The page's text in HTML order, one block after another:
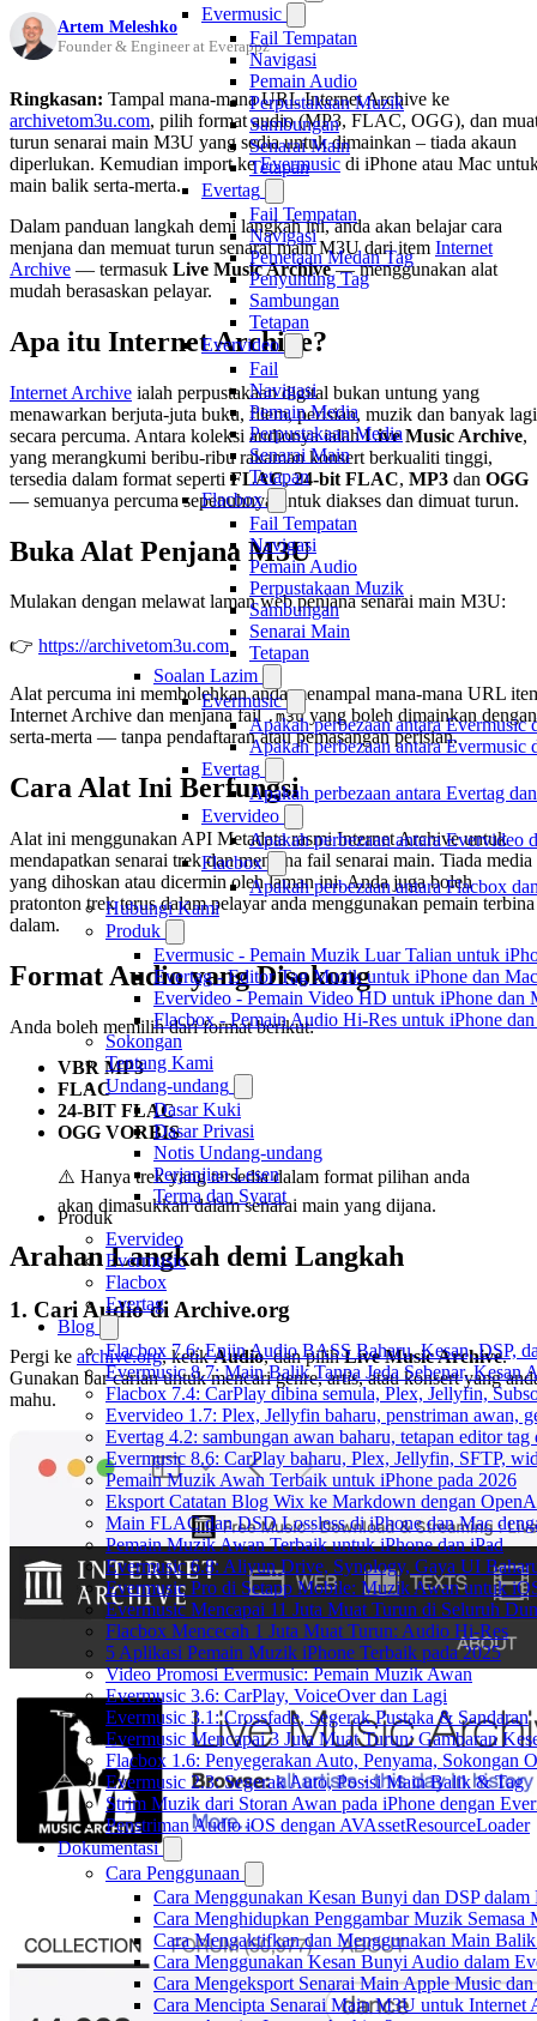
Evermusic
Fail Tempatan
Navigasi
Pemain Audio
Perpustakaan Muzik
Sambungan
Senarai Main
Tetapan
Evertag
Fail Tempatan
Navigasi
Pemetaan Medan Tag
Penyunting Tag
Sambungan
Tetapan
Evervideo
Fail
Navigasi
Pemain Media
Perpustakaan Media
Senarai Main
Tetapan
Flacbox
Fail Tempatan
Navigasi
Pemain Audio
Perpustakaan Muzik
Sambungan
Senarai Main
Tetapan
Soalan Lazim
Evermusic
Apakah perbezaan antara Evermusic
Apakah perbezaan antara Evermusic
Evertag
Apakah perbezaan antara Evertag
Evervideo
Apakah perbezaan antara Evervideo
Flacbox
Apakah perbezaan antara Flacbox
Hubungi Kami
Produk
Evermusic - Pemain Muzik Luar Talian untuk
Evertag - Editor Tag Muzik untuk iPhone dan Mac
Evervideo - Pemain Video HD untuk iPhone dan
Flacbox - Pemain Audio Hi-Res untuk iPhone
Sokongan
Tentang Kami
Undang-undang
Dasar Kuki
Dasar Privasi
Notis Undang-undang
Perjanjian Lesen
Terma dan Syarat
Produk
Evervideo
Evermusic
Flacbox
Evertag
Blog
Flacbox 7.6: Enjin Audio BASS Baharu, Kesan, DSP,
Evermusic 8.7: Main Balik Tanpa Jeda Sebenar, Kesan
Flacbox 7.4: CarPlay dibina semula, Plex, Jellyfin,
Evervideo 1.7: Plex, Jellyfin baharu, penstriman awan,
Evertag 4.2: sambungan awan baharu, tetapan editor tag
Evermusic 8.6: CarPlay baharu, Plex, Jellyfin, SFTP,
Pemain Muzik Awan Terbaik untuk iPhone pada 2026
Eksport Catatan Blog Wix ke Markdown dengan
Main FLAC dan DSD Lossless di iPhone dan Mac
Pemain Muzik Awan Terbaik untuk iPhone dan iPad
Evermusic 6.8: Aliyun Drive, Synology, Gaya UI
Evermusic Pro di Setapp Mobile: Muzik Awan untuk
Evermusic Mencapai 11 Juta Muat Turun di Seluruh
Flacbox Mencecah 1 Juta Muat Turun: Audio Hi-Res
5 Aplikasi Pemain Muzik iPhone Terbaik pada 2025
Video Promosi Evermusic: Pemain Muzik Awan
Evermusic 3.6: CarPlay, VoiceOver dan Lagi
Evermusic 3.1: Crossfade, Segerak Pustaka & Sandaran
Evermusic Mencapai 3 Juta Muat Turun: Gambaran
Flacbox 1.6: Penyegerakan Auto, Penyama, Sokongan
Evermusic 2.3: Segerak Auto, Posisi Main Balik & Tag
Strim Muzik dari Storan Awan pada iPhone dengan
Penstriman Audio iOS dengan AVAssetResourceLoader
Dokumentasi
Cara Penggunaan
Cara Menggunakan Kesan Bunyi dan DSP
Cara Menghidupkan Penggambar Muzik
Cara Mengaktifkan dan Menggunakan Main
Cara Menggunakan Kesan Bunyi Audio dalam
Cara Mengeksport Senarai Main Apple Music
Cara Mencipta Senarai Main M3U untuk
Artem Meleshko
Founder & Engineer at Everappz
Ringkasan: Tampal mana-mana URL Internet Archive ke
archivetom3u.com, pilih format audio (MP3, FLAC, OGG), dan
turun senarai main M3U yang sedia untuk dimainkan – tiada akaun
diperlukan. Kemudian import keEvermusic di iPhone atau Mac
main balik serta-merta.
Dalam panduan langkah demi langkah ini, anda akan belajar cara
menjana dan memuat turun senarai main M3U dari item Internet
Archive — termasuk Live Music Archive— menggunakan alat
mudah berasaskan pelayar.
Apa itu Internet Archive?
Internet Archive ialah perpustakaan digital bukan untung yang
menawarkan berjuta-juta buku, filem, perisian, muzik dan banyak lagi
secara percuma. Antara koleksi audionya ialahLive Music Archive,
yang merangkumi beribu-ribu rakaman konsert berkualiti tinggi,
tersedia dalam format seperti FLAC,24-bit FLAC, MP3 dan OGG
— semuanya percuma sepenuhnya untuk diakses dan dimuat turun.
Buka Alat Penjana M3U
Mulakan dengan melawat laman web penjana senarai main M3U:
👉 https://archivetom3u.com
Alat percuma ini membolehkan anda menampal mana-mana URL
Internet Archive dan menjana fail .m3uyang boleh dimainkan dengan
serta-merta — tanpa pendaftaran atau pemasangan perisian.
Cara Alat Ini Berfungsi
Alat ini menggunakan API Metadata rasmi Internet Archive untuk
mendapatkan senarai trek dan menjana fail senarai main. Tiada media
yang dihoskan atau dicermin oleh laman ini. Anda juga boleh
pratonton trek terus dalam pelayar anda menggunakan pemain terbina
dalam.
Format Audio yang Disokong
Anda boleh memilih dari format berikut:
VBR MP3
FLAC
24-BIT FLAC
OGG VORBIS
⚠️ Hanya trek yang tersedia dalam format pilihan anda
akan dimasukkan dalam senarai main yang dijana.
Arahan Langkah demi Langkah
1. Cari Audio di Archive.org
Pergi ke archive.org, ketikAudio, dan pilihLive Music Archive.
Gunakan bar carian untuk mencari genre, artis, atau konsert yang
mahu.